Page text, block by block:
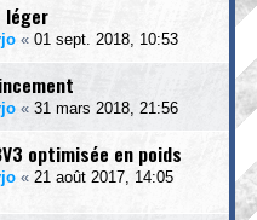
léger
« 01 sept. 2018, 10:53
« 31 mars 2018, 21:56
optimisée en poids
« 21 août 2017, 14:05